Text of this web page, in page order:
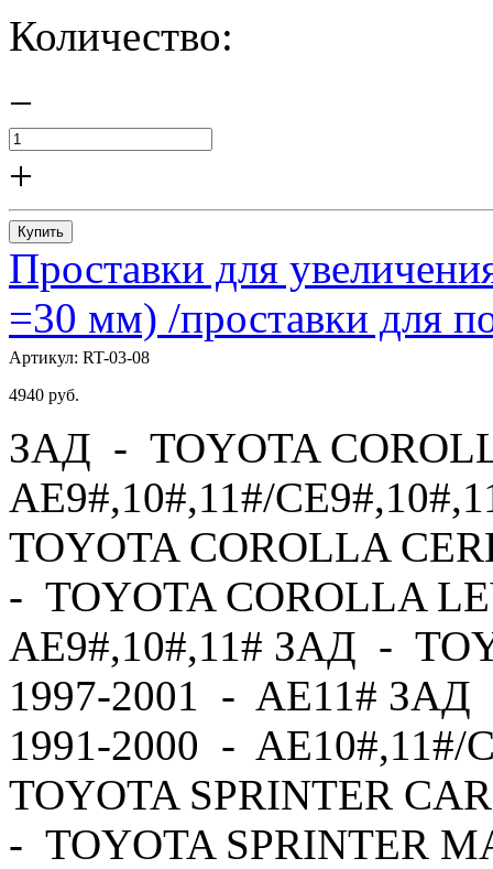
Количество:
−
+
Купить
Проставки для
=30 мм) /проставки для
Артикул: RT-03-08
4940 руб.
ЗАД - TOYOTA
AE9#,10#,11#/
TOYOTA COROLLA
- TOYOTA COROLLA
AE9#,10#,11# ЗАД -
1997-2001 - AE11#
1991-2000 - AE10#,11#/
TOYOTA SPRINTER
- TOYOTA SPRINTER